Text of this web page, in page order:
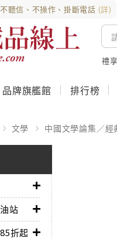
聽信、不操作、掛斷電話 (詳)
禮
品牌旗艦館 排行榜
文學 中國文學論集／經
站
折起